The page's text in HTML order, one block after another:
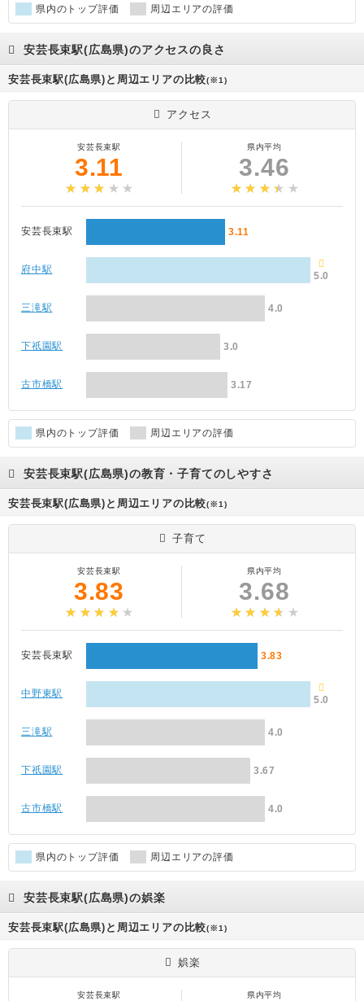
県内のトップ評価 周辺エリアの評価
安芸長束駅(広島県)のアクセスの良さ
安芸長束駅(広島県)と周辺エリアの比較(※1)
アクセス
安芸長束駅
3.11
県内平均
3.46
安芸長束駅 3.11
府中駅
5.0
三滝駅 4.0
下祇園駅 3.0
古市橋駅 3.17
県内のトップ評価 周辺エリアの評価
安芸長束駅(広島県)の教育・子育てのしやすさ
安芸長束駅(広島県)と周辺エリアの比較(※1)
子育て
安芸長束駅
3.83
県内平均
3.68
安芸長束駅 3.83
中野東駅
5.0
三滝駅 4.0
下祇園駅 3.67
古市橋駅 4.0
県内のトップ評価 周辺エリアの評価
安芸長束駅(広島県)の娯楽
安芸長束駅(広島県)と周辺エリアの比較(※1)
娯楽
安芸長束駅 県内平均